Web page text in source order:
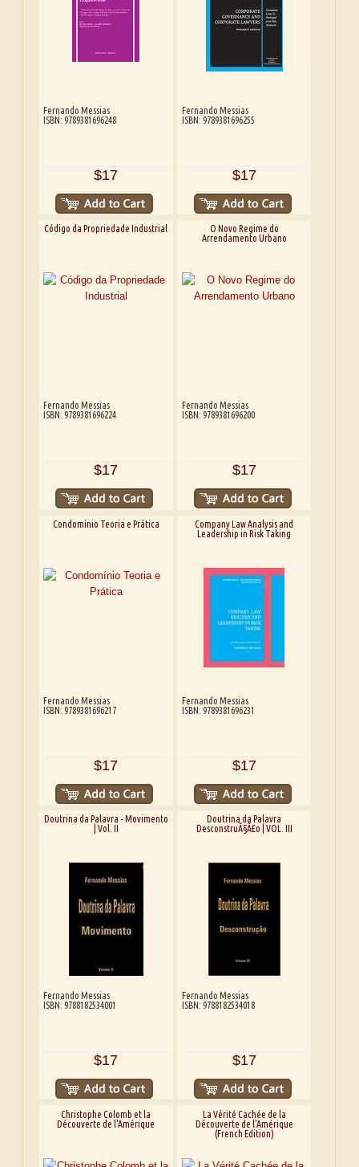
Fernando Messias
ISBN: 9789381696248
$17
Fernando Messias
ISBN: 9789381696255
$17
Código da Propriedade Industrial
Fernando Messias
ISBN: 9789381696224
$17
O Novo Regime do
Arrendamento Urbano
Fernando Messias
ISBN: 9789381696200
$17
Condomínio Teoria e Prática
Fernando Messias
ISBN: 9789381696217
$17
Company Law Analysis and
Leadership in Risk Taking
Fernando Messias
ISBN: 9789381696231
$17
Doutrina da Palavra - Movimento
| Vol. II
Fernando Messias
ISBN: 9788182534001
$17
Doutrina da Palavra
DesconstruÃ§Ã£o | VOL. III
Fernando Messias
ISBN: 9788182534018
$17
Christophe Colomb et la
Découverte de l'Amérique
La Vérité Cachée de la
Découverte de l'Amérique
(French Edition)